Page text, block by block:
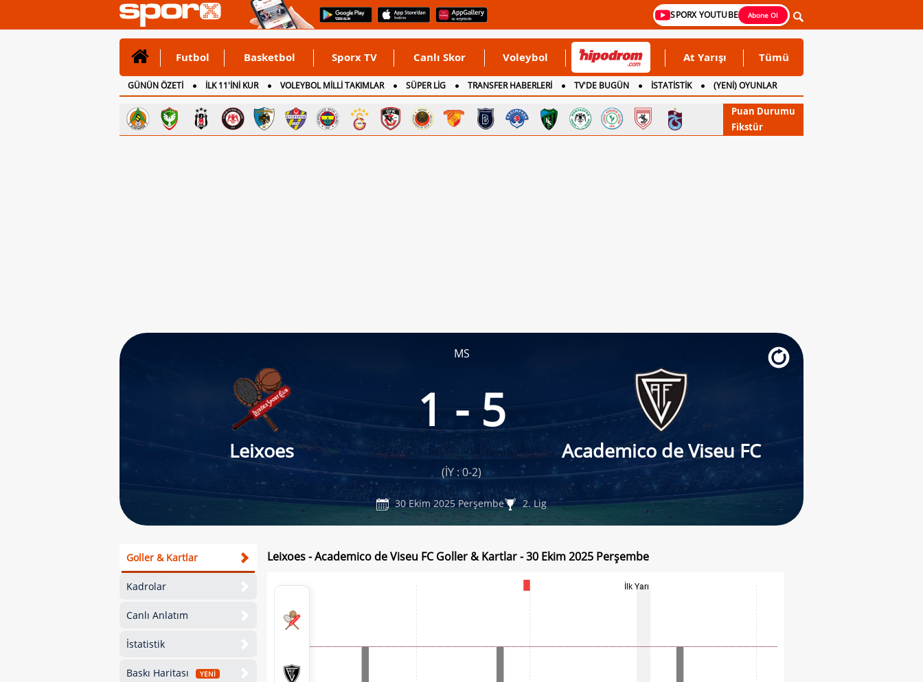
SPORX YOUTUBE Abone Ol
Futbol Basketbol Sporx TV Canlı Skor Voleybol At Yarışı Tümü
GÜNÜN ÖZETİ İLK 11'İNİ KUR VOLEYBOL MİLLİ TAKIMLAR SÜPER LİG TRANSFER HABERLERİ TV'DE BUGÜN İSTATİSTİK
(YENİ) OYUNLAR
CANLI ANLATIM
İNGİLTERE
Puan Durumu
Fikstür
MS
Leixoes
1 - 5
Academico de Viseu FC
(İY : 0-2)
30 Ekim 2025 Perşembe 2. Lig
Goller & Kartlar
Kadrolar
Canlı Anlatım
İstatistik
Baskı Haritası YENİ
Leixoes - Academico de Viseu FC Goller & Kartlar - 30 Ekim 2025 Perşembe
İlk Yarı